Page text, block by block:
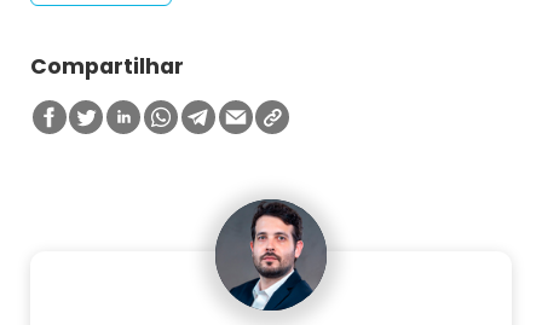
Compartilhar